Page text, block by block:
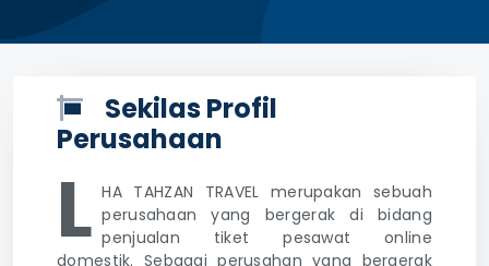
Sekilas Profil
Perusahaan
L HA TAHZAN TRAVEL merupakan sebuah
perusahaan yang bergerak di bidang
penjualan tiket pesawat online
domestik. Sebagai perusahan yang bergerak